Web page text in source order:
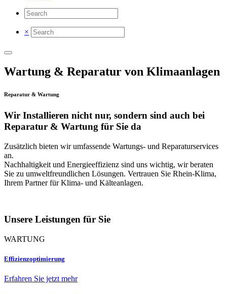
×
Wartung & Reparatur von Klimaanlagen
Reparatur & Wartung
Wir Installieren nicht nur, sondern sind auch bei
Reparatur & Wartung für Sie da
Zusätzlich bieten wir umfassende Wartungs- und Reparaturservices
an.
Nachhaltigkeit und Energieeffizienz sind uns wichtig, wir beraten
Sie zu umweltfreundlichen Lösungen. Vertrauen Sie Rhein-Klima,
Ihrem Partner für Klima- und Kälteanlagen.
Unsere Leistungen für Sie
WARTUNG
Effizienzoptimierung
Erfahren Sie jetzt mehr